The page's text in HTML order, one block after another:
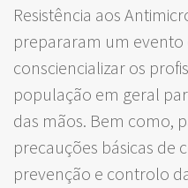
Resistência aos
prepararam um
consciencializar os
população em geral
das mãos. Bem como,
precauções básicas de
prevenção e controlo